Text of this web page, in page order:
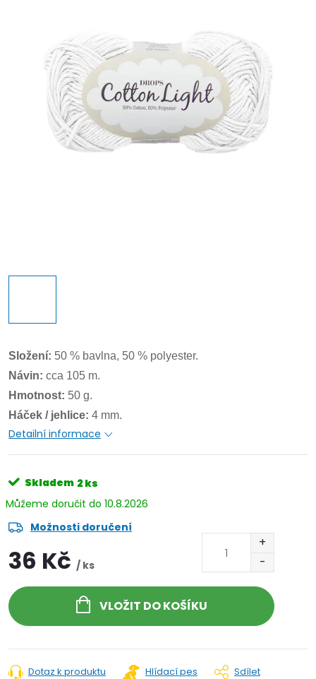
Složení: 50 % bavlna, 50 % polyester.
Návin: cca 105 m.
Hmotnost: 50 g.
Háček / jehlice: 4 mm.
Detailní informace
Skladem 2 ks
10.8.2026
Možnosti doručení
36 Kč / ks
VLOŽIT DO KOŠÍKU
Dotaz k produktu Hlídací pes Sdílet